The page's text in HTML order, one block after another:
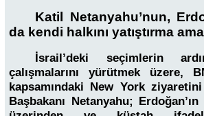
Katil Netanyahu’nun,
da kendi halkını yatıştırma
İsrail’deki seçimlerin
çalışmalarını yürütmek üzere,
kapsamındaki New York
Başbakanı Netanyahu;